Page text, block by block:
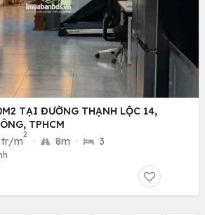
TẠI ĐƯỜNG THẠNH LỘC 14,
TPHCM
tr/m
2
· 8m · 3